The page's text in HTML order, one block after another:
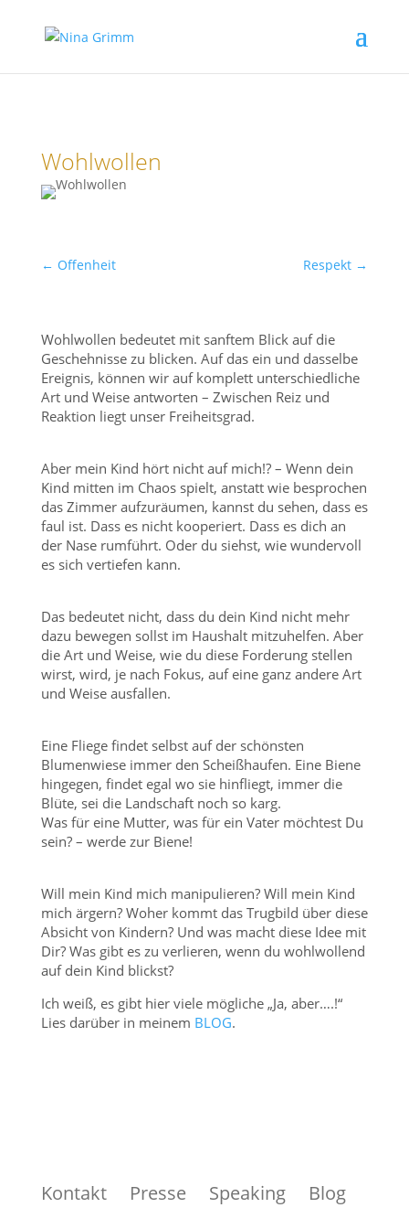
Wohlwollen
← Offenheit Respekt →
Wohlwollen bedeutet mit sanftem Blick auf die
Geschehnisse zu blicken. Auf das ein und dasselbe
Ereignis, können wir auf komplett unterschiedliche
Art und Weise antworten – Zwischen Reiz und
Reaktion liegt unser Freiheitsgrad.
Aber mein Kind hört nicht auf mich!? – Wenn dein
Kind mitten im Chaos spielt, anstatt wie besprochen
das Zimmer aufzuräumen, kannst du sehen, dass es
faul ist. Dass es nicht kooperiert. Dass es dich an
der Nase rumführt. Oder du siehst, wie wundervoll
es sich vertiefen kann.
Das bedeutet nicht, dass du dein Kind nicht mehr
dazu bewegen sollst im Haushalt mitzuhelfen. Aber
die Art und Weise, wie du diese Forderung stellen
wirst, wird, je nach Fokus, auf eine ganz andere Art
und Weise ausfallen.
Eine Fliege findet selbst auf der schönsten
Blumenwiese immer den Scheißhaufen. Eine Biene
hingegen, findet egal wo sie hinfliegt, immer die
Blüte, sei die Landschaft noch so karg.
Was für eine Mutter, was für ein Vater möchtest Du
sein? – werde zur Biene!
Will mein Kind mich manipulieren? Will mein Kind
mich ärgern? Woher kommt das Trugbild über diese
Absicht von Kindern? Und was macht diese Idee mit
Dir? Was gibt es zu verlieren, wenn du wohlwollend
auf dein Kind blickst?
Ich weiß, es gibt hier viele mögliche „Ja, aber….!“
Lies darüber in meinem BLOG.
Kontakt Presse Speaking Blog